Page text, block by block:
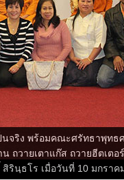
นจริง พร้อมคณะศรัทธาพุท
ถวายเตาแก๊ส ถวายฮีตเต
นฺธโร เมื่อวันที่ 10 มกราค